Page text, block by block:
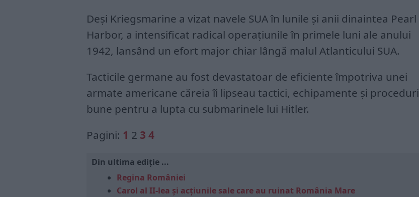
Deși Kriegsmarine a vizat navele SUA în lunile și anii dinaintea Pearl
Harbor, a intensificat radical operațiunile în primele luni ale anului
1942, lansând un efort major chiar lângă malul Atlanticului SUA.
Tacticile germane au fost devastatoar de eficiente împotriva unei
armate americane căreia îi lipseau tactici, echipamente și proceduri
bune pentru a lupta cu submarinele lui Hitler.
Pagini: 1 2 3 4
Din ultima ediție ...
Regina României
Carol al II-lea și acțiunile sale care au ruinat România Mare